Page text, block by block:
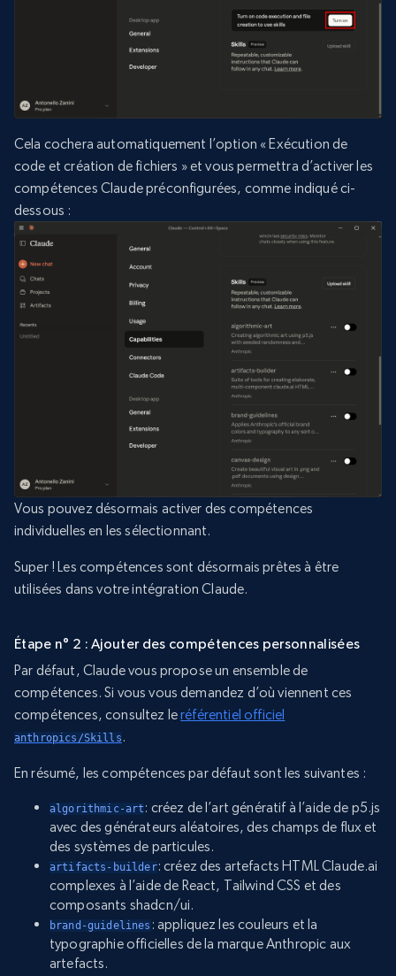
Cela cochera automatiquement l’option « Exécution de
code et création de fichiers » et vous permettra d’activer les
compétences Claude préconfigurées, comme indiqué ci-
dessous :
Vous pouvez désormais activer des compétences
individuelles en les sélectionnant.
Super ! Les compétences sont désormais prêtes à être
utilisées dans votre intégration Claude.
Étape n° 2 : Ajouter des compétences personnalisées
Par défaut, Claude vous propose un ensemble de
compétences. Si vous vous demandez d’où viennent ces
compétences, consultez leréférentiel officiel
anthropics/Skills .
En résumé, les compétences par défaut sont les suivantes :
algorithmic-art : créez de l’art génératif à l’aide de p5.js
avec des générateurs aléatoires, des champs de flux et
des systèmes de particules.
artifacts-builder: créez des artefacts HTML Claude.ai
complexes à l’aide de React, Tailwind CSS et des
composants shadcn/ui.
brand-guidelines : appliquez les couleurs et la
typographie officielles de la marque Anthropic aux
artefacts.